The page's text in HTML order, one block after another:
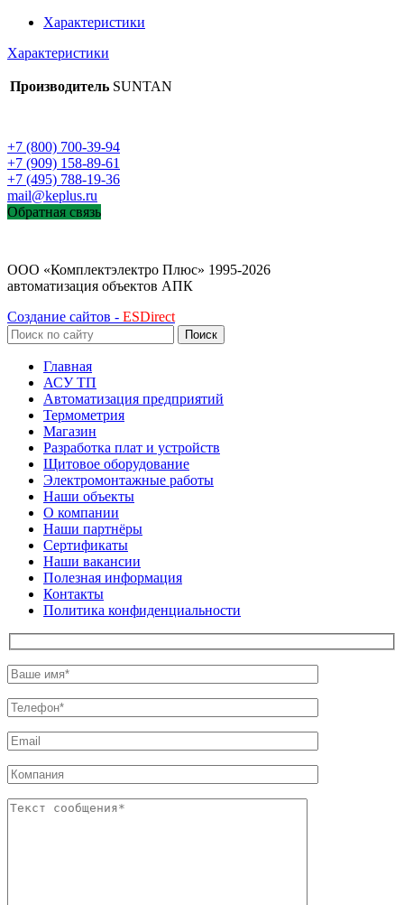
Характеристики
Характеристики
Производитель SUNTAN
+7 (800) 700-39-94
+7 (909) 158-89-61
+7 (495) 788-19-36
mail@keplus.ru
Обратная связь
ООО «Комплектэлектро Плюс» 1995-2026
автоматизация объектов АПК
Создание сайтов - ESDirect
Поиск
Главная
АСУ ТП
Автоматизация предприятий
Термометрия
Магазин
Разработка плат и устройств
Щитовое оборудование
Электромонтажные работы
Наши объекты
О компании
Наши партнёры
Сертификаты
Наши вакансии
Полезная информация
Контакты
Политика конфиденциальности